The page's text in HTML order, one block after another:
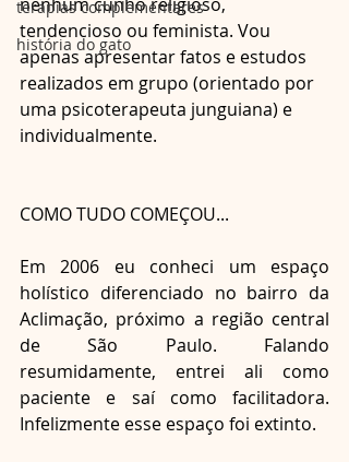
terapias complementares
história do gato
tendencioso ou feminista. Vou
apenas apresentar fatos e estudos
realizados em grupo (orientado por
uma psicoterapeuta junguiana) e
individualmente.
COMO TUDO COMEÇOU...
Em 2006 eu conheci um espaço
holístico diferenciado no bairro da
Aclimação, próximo a região central
de São Paulo. Falando
resumidamente, entrei ali como
paciente e saí como facilitadora.
Infelizmente esse espaço foi extinto.